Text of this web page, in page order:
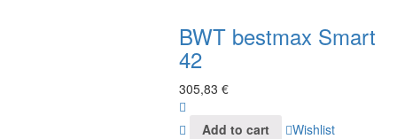
BWT bestmax Smart
42
305,83 €
Add to cart
Wishlist